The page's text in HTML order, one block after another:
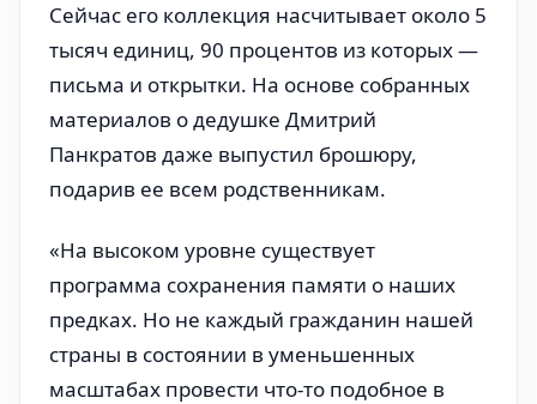
Сейчас его коллекция насчитывает около 5
тысяч единиц, 90 процентов из которых —
письма и открытки. На основе собранных
материалов о дедушке Дмитрий
Панкратов даже выпустил брошюру,
подарив ее всем родственникам.
«На высоком уровне существует
программа сохранения памяти о наших
предках. Но не каждый гражданин нашей
страны в состоянии в уменьшенных
масштабах провести что-то подобное в